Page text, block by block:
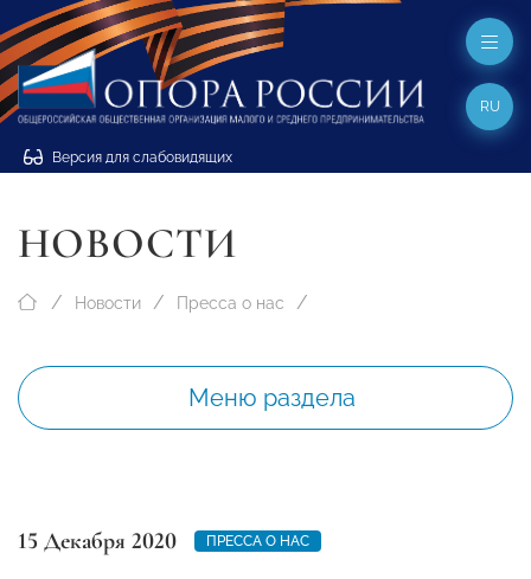
Версия для слабовидящих
RU
НОВОСТИ
Новости Пресса о нас
Меню раздела
15 Декабря 2020 ПРЕССА О НАС